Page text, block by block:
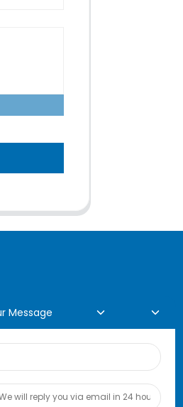
Ligne
de
sur nos
liste de prix,
Message